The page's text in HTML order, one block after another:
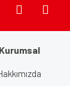
Kurumsal